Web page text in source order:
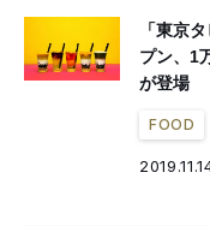
「東京
プン、1
が登場
FOOD